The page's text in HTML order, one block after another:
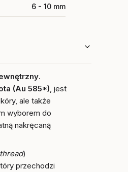
6 - 10 mm
.
(Au 585*), jest
ale także
wyborem do
nakręcaną
)
przechodzi